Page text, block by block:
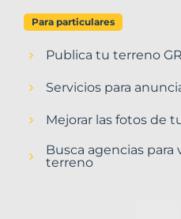
Para particulares
Publica tu terreno
Servicios para
Mejorar las fotos de
Busca agencias
terreno